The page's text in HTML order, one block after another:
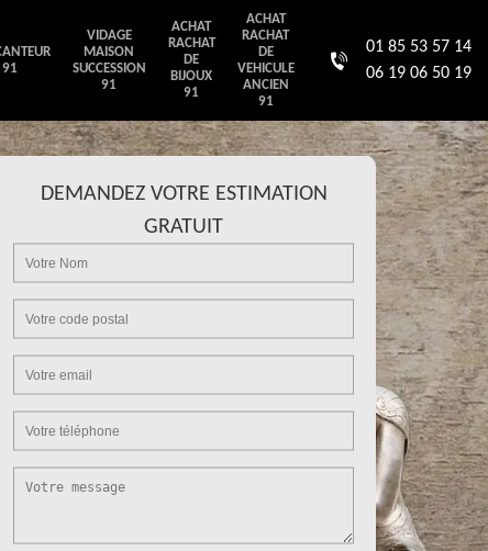
91
VIDAGE
MAISON
SUCCESSION
91
ACHAT
RACHAT
DE
BIJOUX
91
ACHAT
RACHAT
DE
VEHICULE
ANCIEN
91
01 85 53 57 14
06 19 06 50 19
DEMANDEZ VOTRE ESTIMATION
GRATUIT